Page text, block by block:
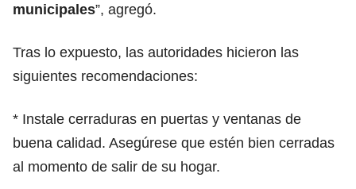
municipales”, agregó.
Tras lo expuesto, las autoridades hicieron las
siguientes recomendaciones:
* Instale cerraduras en puertas y ventanas de
buena calidad. Asegúrese que estén bien cerradas
al momento de salir de su hogar.